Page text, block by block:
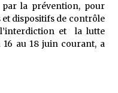
la prévention, pour
dispositifs de contrôle
et la lutte
au 18 juin courant, a